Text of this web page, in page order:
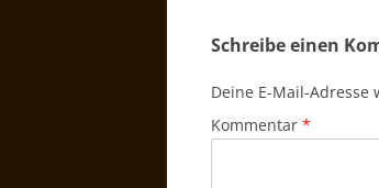
Schreibe einen
Deine E-Mail-
Kommentar *